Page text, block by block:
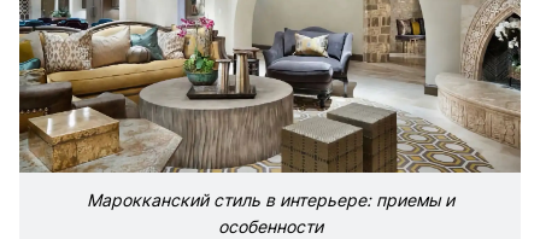
Марокканский стиль в интерьере: приемы и
особенности